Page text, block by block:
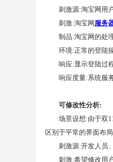
刺激源:淘宝网用户
刺激:淘宝网 服务
制品:淘宝网的处理
环境:正常的登陆操
响应:显示登陆过程
响应度量:系统服务
可修改性分析:
场景设想:由于双11
区别于平常的界面布
刺激源:开发人员、
刺激:希望修改用户